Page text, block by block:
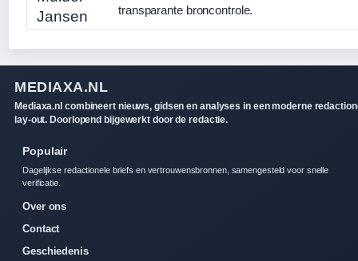
transparante broncontrole.
MEDIAXA.NL
Mediaxa.nl combineert nieuws, gidsen en analyses in een moderne
lay-out. Doorlopend bijgewerkt door de redactie.
Populair
Dagelijkse redactionele briefs en vertrouwensbronnen, samengesteld voor snelle
verificatie.
Over ons
Contact
Geschiedenis